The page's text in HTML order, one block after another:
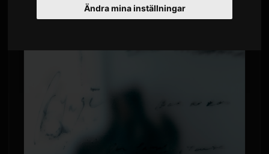
Ändra mina inställningar
premiär på YouTube idag kl 20:00 japansk tid.